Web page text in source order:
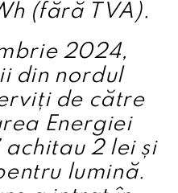
(fără TVA).
2024,
din nordul
de către
Energiei
achitau 2 lei și
lumină.